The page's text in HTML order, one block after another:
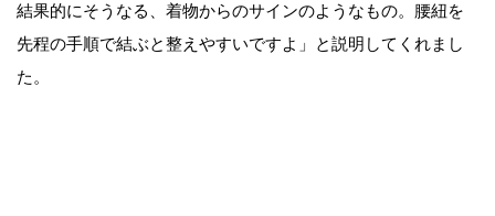
結果的にそうなる、着物からのサインのようなもの。腰紐を
先程の手順で結ぶと整えやすいですよ」と説明してくれまし
た。